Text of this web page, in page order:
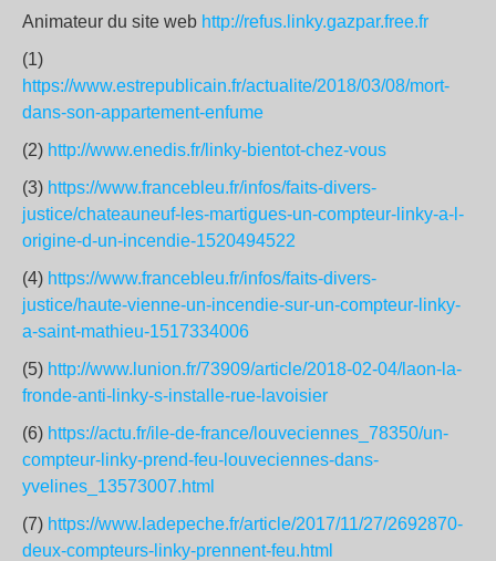
Animateur du site web http://refus.linky.gazpar.free.fr
(1)
https://www.estrepublicain.fr/actualite/2018/03/08/mort-
dans-son-appartement-enfume
(2) http://www.enedis.fr/linky-bientot-chez-vous
(3) https://www.francebleu.fr/infos/faits-divers-
justice/chateauneuf-les-martigues-un-compteur-linky-a-l-
origine-d-un-incendie-1520494522
(4) https://www.francebleu.fr/infos/faits-divers-
justice/haute-vienne-un-incendie-sur-un-compteur-linky-
a-saint-mathieu-1517334006
(5) http://www.lunion.fr/73909/article/2018-02-04/laon-la-
fronde-anti-linky-s-installe-rue-lavoisier
(6) https://actu.fr/ile-de-france/louveciennes_78350/un-
compteur-linky-prend-feu-louveciennes-dans-
yvelines_13573007.html
(7) https://www.ladepeche.fr/article/2017/11/27/2692870-
deux-compteurs-linky-prennent-feu.html